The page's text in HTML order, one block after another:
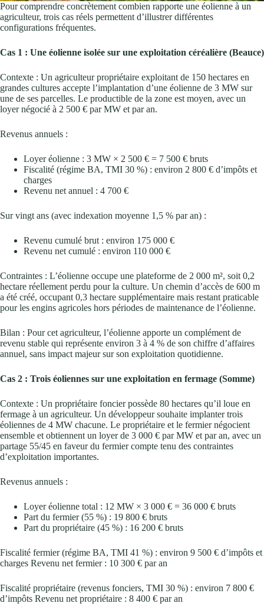
Pour comprendre concrètement combien rapporte une éolienne à un
agriculteur, trois cas réels permettent d’illustrer différentes
configurations fréquentes.
Cas 1 : Une éolienne isolée sur une exploitation céréalière (Beauce)
Contexte : Un agriculteur propriétaire exploitant de 150 hectares en
grandes cultures accepte l’implantation d’une éolienne de 3 MW sur
une de ses parcelles. Le productible de la zone est moyen, avec un
loyer négocié à 2 500 € par MW et par an.
Revenus annuels :
Loyer éolienne : 3 MW × 2 500 € = 7 500 € bruts
Fiscalité (régime BA, TMI 30 %) : environ 2 800 € d’impôts et
charges
Revenu net annuel : 4 700 €
Sur vingt ans (avec indexation moyenne 1,5 % par an) :
Revenu cumulé brut : environ 175 000 €
Revenu net cumulé : environ 110 000 €
Contraintes : L’éolienne occupe une plateforme de 2 000 m², soit 0,2
hectare réellement perdu pour la culture. Un chemin d’accès de 600 m
a été créé, occupant 0,3 hectare supplémentaire mais restant praticable
pour les engins agricoles hors périodes de maintenance de l’éolienne.
Bilan : Pour cet agriculteur, l’éolienne apporte un complément de
revenu stable qui représente environ 3 à 4 % de son chiffre d’affaires
annuel, sans impact majeur sur son exploitation quotidienne.
Cas 2 : Trois éoliennes sur une exploitation en fermage (Somme)
Contexte : Un propriétaire foncier possède 80 hectares qu’il loue en
fermage à un agriculteur. Un développeur souhaite implanter trois
éoliennes de 4 MW chacune. Le propriétaire et le fermier négocient
ensemble et obtiennent un loyer de 3 000 € par MW et par an, avec un
partage 55/45 en faveur du fermier compte tenu des contraintes
d’exploitation importantes.
Revenus annuels :
Loyer éolienne total : 12 MW × 3 000 € = 36 000 € bruts
Part du fermier (55 %) : 19 800 € bruts
Part du propriétaire (45 %) : 16 200 € bruts
Fiscalité fermier (régime BA, TMI 41 %) : environ 9 500 € d’impôts et
charges Revenu net fermier : 10 300 € par an
Fiscalité propriétaire (revenus fonciers, TMI 30 %) : environ 7 800 €
d’impôts Revenu net propriétaire : 8 400 € par an